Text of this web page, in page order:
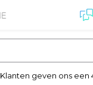
Klanten geven ons een